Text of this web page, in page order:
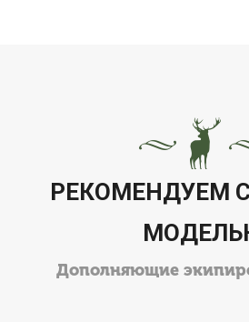
РЕКОМЕНДУЕМ
Дополняющие